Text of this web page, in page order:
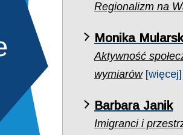
Regionalizm na
Monika
Aktywność
wymiarów [więcej]
Barbara Janik
Imigranci i